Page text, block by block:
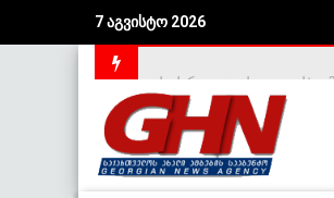
7 აგვისტო 2026